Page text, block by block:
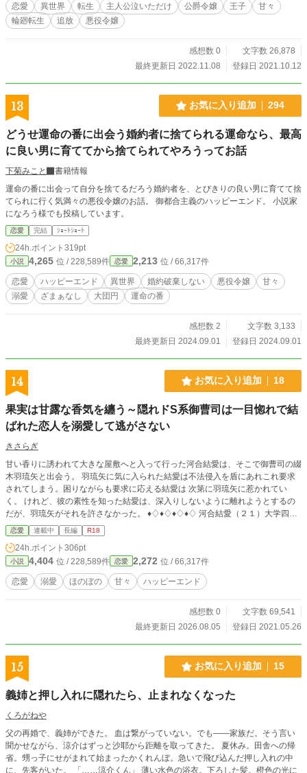
恋愛 異世界 転生 主人公泣いただけ 公爵令嬢 王子
甘々
輪廻転生
追放 悪役令嬢
感想数 0
文字数 26,878
最終更新日 2022.11.08
登録日 2021.10.12
13 お気に入り追加 294
どうせ運命の番に出会う婚約者に捨てられる運命なら、最高
に良い男に育ててから捨てられてやろうってお話
下菊みこと
書籍情報
運命の番に出会って自分を捨てるだろう婚約者を、とびきりの良い男に育てて捨
てられに行く気満々の悪役令嬢のお話。 御都合主義のハッピーエンド。 小説家
になろう様でも投稿しています。
恋愛 完結 ｼｮｰﾄｼｮｰﾄ
24h.ポイント 319pt
小説 4,265 位 / 228,589件 恋愛 2,213 位 / 66,317件
恋愛 ハッピーエンド 異世界 婚約破棄しない 悪役令嬢
甘々
溺愛
ざまぁなし 大団円 運命の番
感想数 2
文字数 3,133
最終更新日 2024.09.01
登録日 2024.09.01
14 お気に入り追加 18
果実は甘露な香気を纏う～隠れドS系御曹司は一目惚れで結
ばれた恋人を溺愛して逃がさない
きさらぎ
甘い香りに誘われて大きな屋敷へと入って行った河合結愛は、そこで御曹司の綴
木羽琉矢と出会う。 羽琉矢に気に入られた結愛は不法侵入を盾にあれこれ要求
されてしまう。困りながらも要求に応える結愛は 次第に羽琉矢に惹かれてい
く。 けれど、彼の素性を知った結愛は、深入りしないように離れようとするの
だが、羽琉矢がそれを許さなかった。 ♦♢♦♢♦♢♦♢ 河合結愛（２１）大学四年
生 普通の家庭育ち。卒業後は地元に帰る予定 羽琉矢とは住む世界が違うからと
逃げ腰で一線を引きたがっている × 綴木羽琉矢（２６）綴木グループ
の後継者 一目惚れした結愛が逃げないように、どう繋ぎ止めようか、あれこれ
思案中。 ※不思議な縁で結ばれた二人の基本、イチャラブな物語です。
恋愛 連載中 長編 R18
24h.ポイント 306pt
小説 4,404 位 / 228,589件 恋愛 2,272 位 / 66,317件
恋愛 溺愛 ほのぼの 甘々 ハッピーエンド
感想数 0
文字数 69,541
最終更新日 2026.08.05
登録日 2021.05.26
15 お気に入り追加 15
義姉と押し入れに隠れたら、止まれなくなった
くろがねや
父の再婚で、義姉ができた。 血は繋がっていない。でも——家族だ。そう言い
聞かせながら、涼介はずっと沙耶から距離を取ってきた。 夏休み。田舎への帰
省。甥っ子にせがまれて始まったかくれんぼ。急いで飛び込んだ押し入れの中
に、先客がいた。 「……涼介くん」 薄い水色の浴衣。下ろした髪。橙色の光に